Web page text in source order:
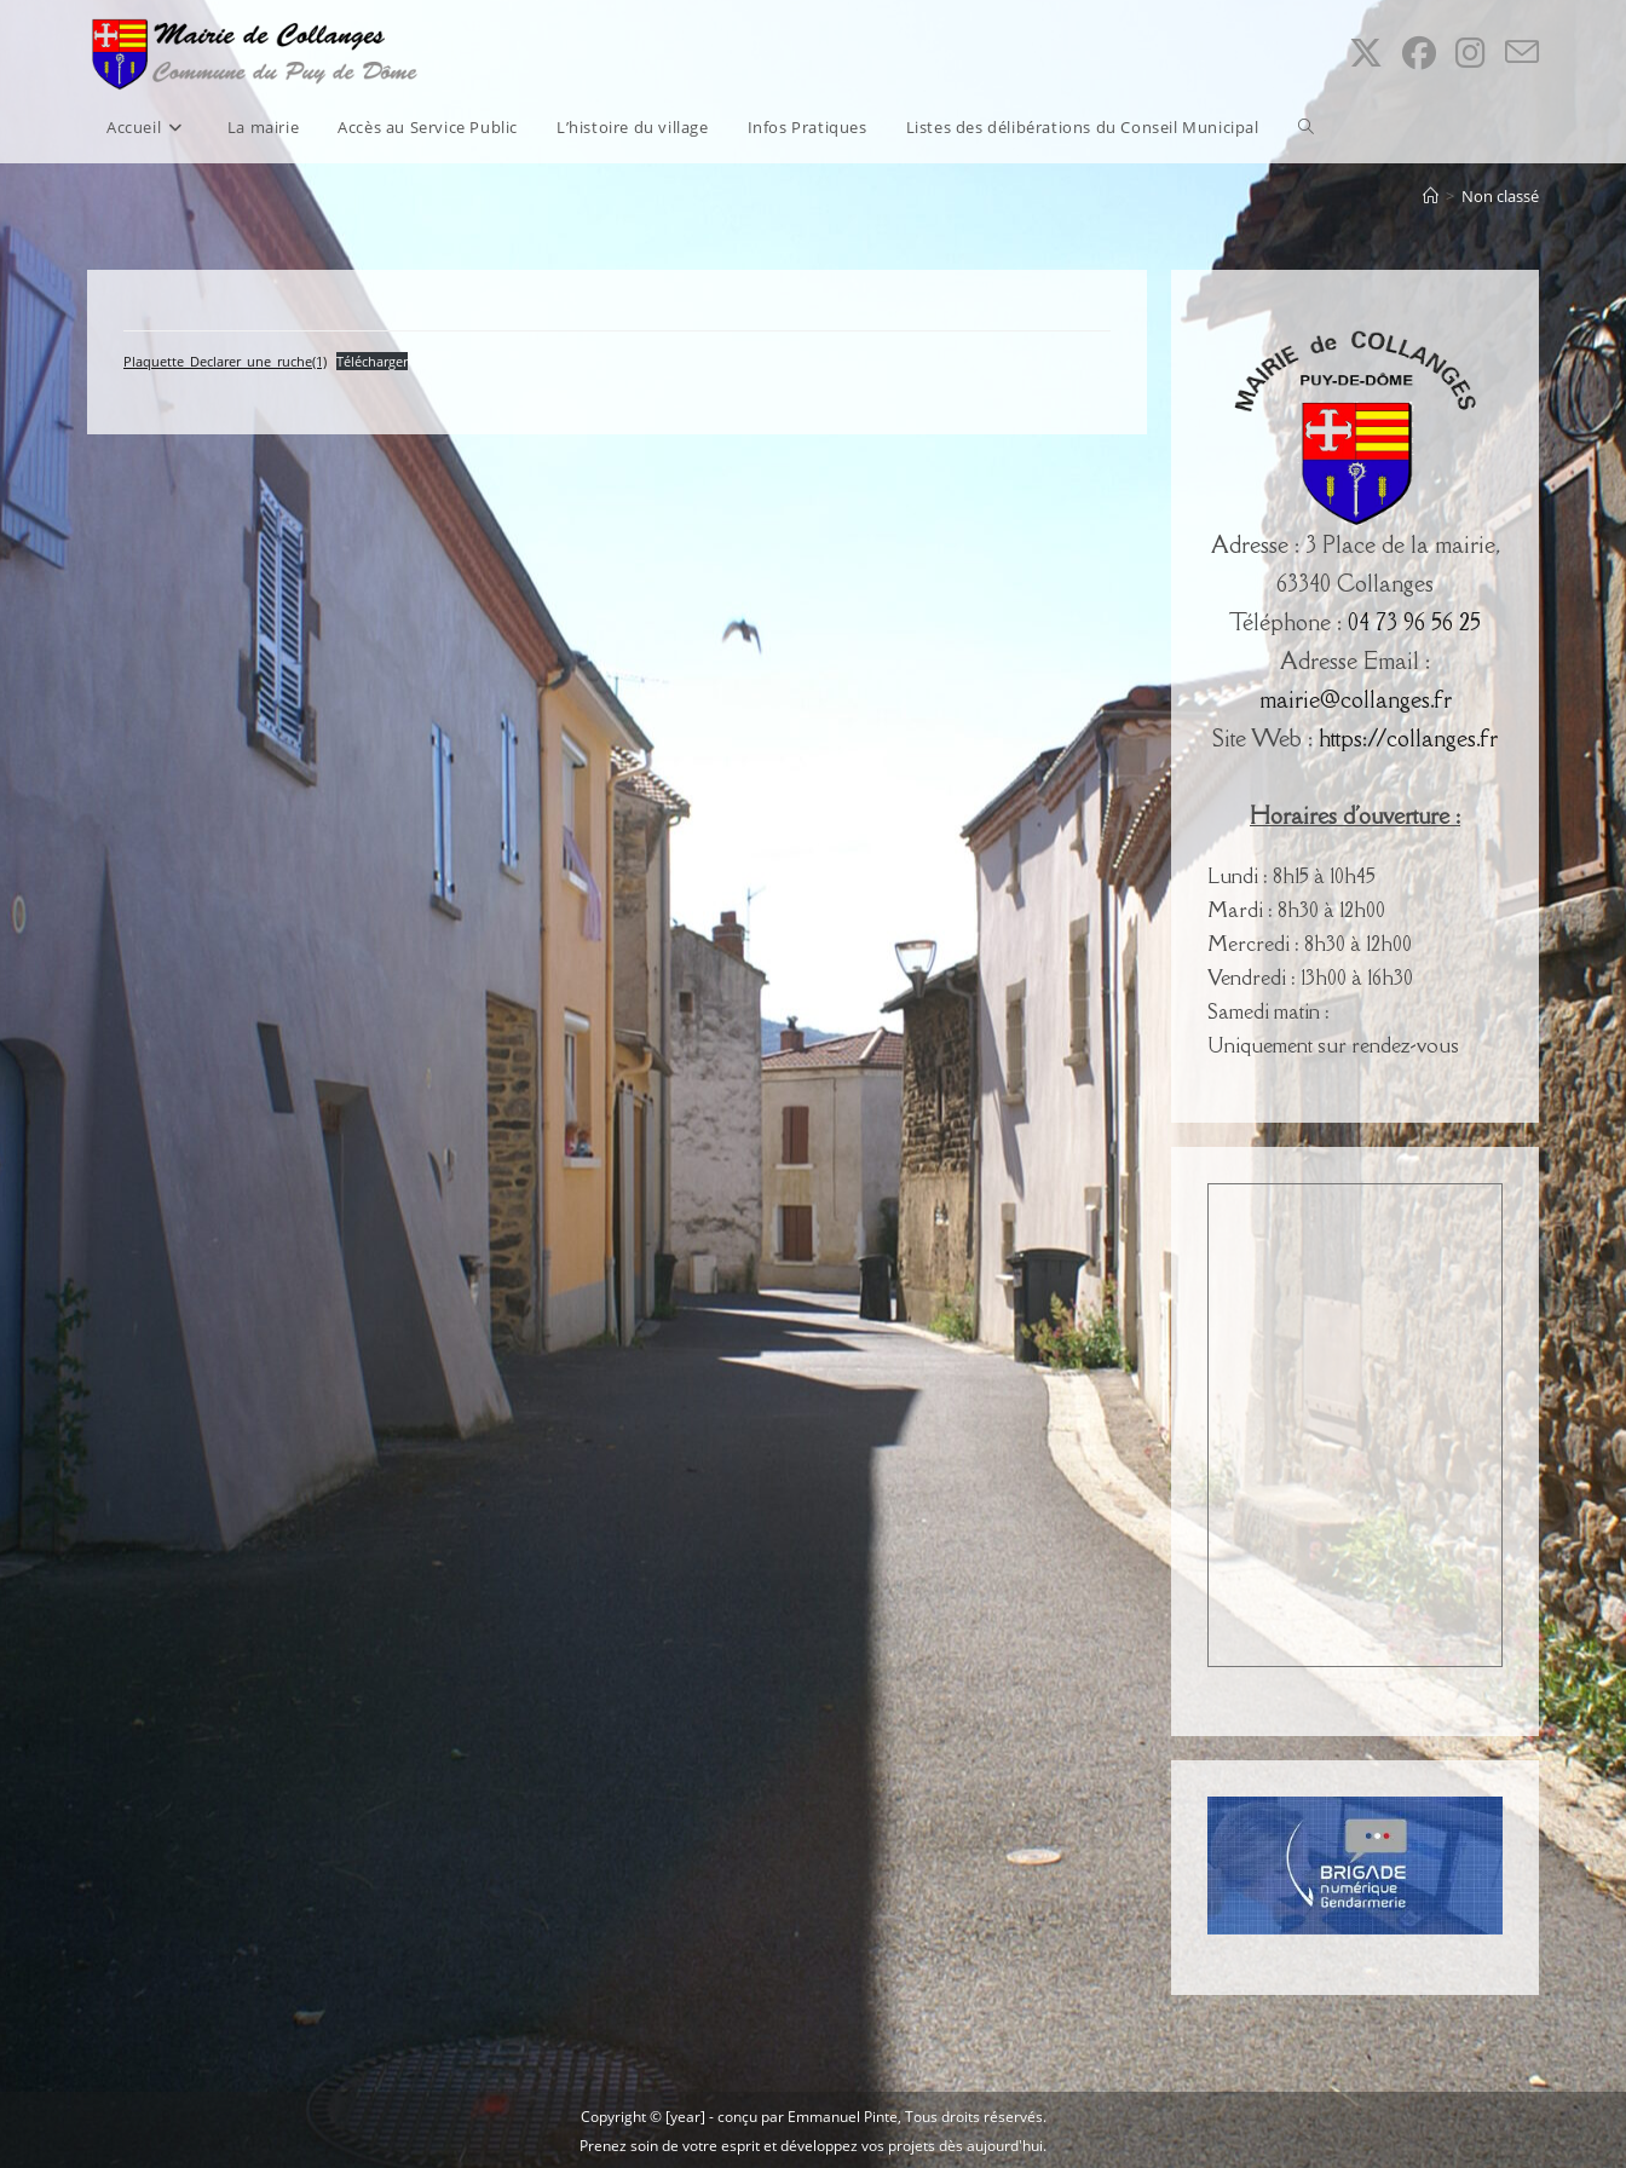
Accueil La mairie Accès au Service Public L’histoire du village Infos Pratiques Listes des délibérations du Conseil Municipal Toggle
search
> Non classé
Plaquette_Declarer_une_ruche(1) Télécharger
Adresse : 3 Place de la mairie,
63340 Collanges
Téléphone :04 73 96 56 25
Adresse Email :
mairie@collanges.fr
Site Web :https://collanges.fr
Horaires d'ouverture :
Lundi : 8h15 à 10h45
Mardi : 8h30 à 12h00
Mercredi : 8h30 à 12h00
Vendredi : 13h00 à 16h30
Samedi matin :
Uniquement sur rendez-vous
Copyright © [year] -conçu par Emmanuel Pinte, Tous droits réservés.
Prenez soin de votre esprit et développez vos projets dès aujourd'hui.